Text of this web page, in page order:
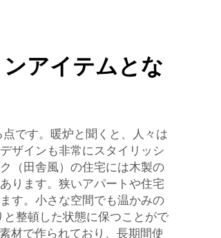
アイテムとな
です。暖炉と聞くと、人々は
ザインも非常にスタイリッシ
（田舎風）の住宅には木製の
ります。狭いアパートや住宅
す。小さな空間でも温かみの
整頓した状態に保つことがで
材で作られており、長期間使